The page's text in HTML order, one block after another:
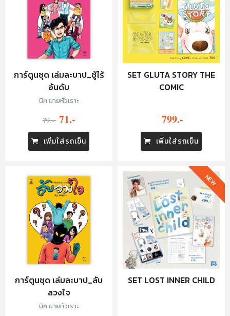
การ์ตูนชุด เล่มละบาป_ชู้ไร้
อันดับ
นิค ขายหัวเราะ
79.- 71.-
เพิ่มใส่รถเข็น
SET GLUTA STORY THE
COMIC
799.-
เพิ่มใส่รถเข็น
การ์ตูนชุด เล่มละบาป_ลับ
ลวงใจ
นิค ขายหัวเราะ
SET LOST INNER CHILD
NEW